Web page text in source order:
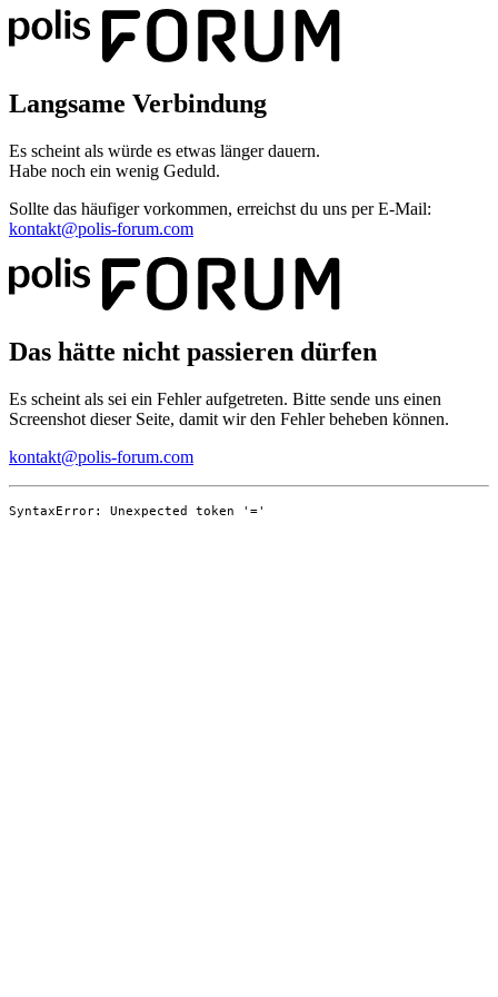
Langsame Verbindung
Es scheint als würde es etwas länger dauern.
Habe noch ein wenig Geduld.
Sollte das häufiger vorkommen, erreichst du uns per E-Mail:
kontakt@polis-forum.com
Das hätte nicht passieren dürfen
Es scheint als sei ein Fehler aufgetreten. Bitte sende uns einen
Screenshot dieser Seite, damit wir den Fehler beheben können.
kontakt@polis-forum.com
SyntaxError: Unexpected token '='